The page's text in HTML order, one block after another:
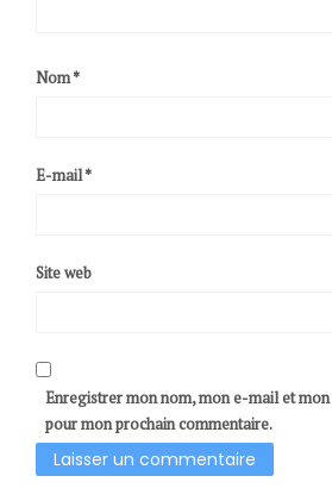
Nom*
E-mail*
Site web
Enregistrer mon nom, mon e-mail et
pour mon prochain commentaire.